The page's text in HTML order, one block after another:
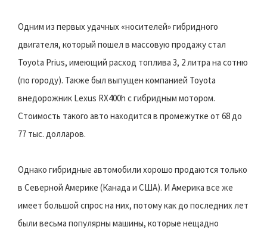
Одним из первых удачных «носителей» гибридного
двигателя, который пошел в массовую продажу стал
Toyota Prius, имеющий расход топлива 3, 2 литра на сотню
(по городу). Также был выпущен компанией Toyota
внедорожник Lexus RX400h с гибридным мотором.
Стоимость такого авто находится в промежутке от 68 до
77 тыс. долларов.
Однако гибридные автомобили хорошо продаются только
в Северной Америке (Канада и США). И Америка все же
имеет большой спрос на них, потому как до последних лет
были весьма популярны машины, которые нещадно